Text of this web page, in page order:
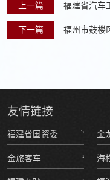
上一篇 福建省汽车
务采购项目重新招标公告
下一篇
福州市鼓楼
友情链接
福建省国资委 金
金旅客车 海